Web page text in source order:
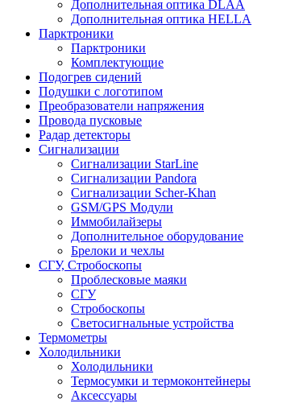
Дополнительная оптика DLAA
Дополнительная оптика HELLA
Парктроники
Парктроники
Комплектующие
Подогрев сидений
Подушки с логотипом
Преобразователи напряжения
Провода пусковые
Радар детекторы
Сигнализации
Сигнализации StarLine
Сигнализации Pandora
Сигнализации Scher-Khan
GSM/GPS Модули
Иммобилайзеры
Дополнительное оборудование
Брелоки и чехлы
СГУ, Стробоскопы
Проблесковые маяки
СГУ
Стробоскопы
Светосигнальные устройства
Термометры
Холодильники
Холодильники
Термосумки и термоконтейнеры
Аксессуары